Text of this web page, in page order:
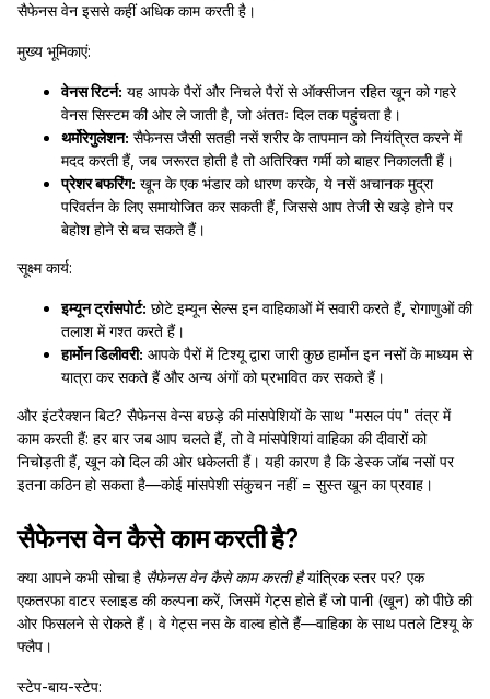
सैफेनस वेन इससे कहीं अधिक काम करती है।
मुख्य भूमिकाएं:
वेनस रिटर्न: यह आपके पैरों और निचले पैरों से ऑक्सीजन रहित खून को गहरे
वेनस सिस्टम की ओर ले जाती है, जो अंततः दिल तक पहुंचता है।
थर्मोरेगुलेशन: सैफेनस जैसी सतही नसें शरीर के तापमान को नियंत्रित करने में
मदद करती हैं, जब जरूरत होती है तो अतिरिक्त गर्मी को बाहर निकालती हैं।
प्रेशर बफरिंग: खून के एक भंडार को धारण करके, ये नसें अचानक मुद्रा
परिवर्तन के लिए समायोजित कर सकती हैं, जिससे आप तेजी से खड़े होने पर
बेहोश होने से बच सकते हैं।
सूक्ष्म कार्य:
इम्यून ट्रांसपोर्ट: छोटे इम्यून सेल्स इन वाहिकाओं में सवारी करते हैं, रोगाणुओं की
तलाश में गश्त करते हैं।
हार्मोन डिलीवरी: आपके पैरों में टिश्यू द्वारा जारी कुछ हार्मोन इन नसों के माध्यम से
यात्रा कर सकते हैं और अन्य अंगों को प्रभावित कर सकते हैं।
और इंटरैक्शन बिट? सैफेनस वेन्स बछड़े की मांसपेशियों के साथ "मसल पंप" तंत्र में
काम करती हैं: हर बार जब आप चलते हैं, तो वे मांसपेशियां वाहिका की दीवारों को
निचोड़ती हैं, खून को दिल की ओर धकेलती हैं। यही कारण है कि डेस्क जॉब नसों पर
इतना कठिन हो सकता है—कोई मांसपेशी संकुचन नहीं = सुस्त खून का प्रवाह।
सैफेनस वेन कैसे काम करती है?
क्या आपने कभी सोचा है सैफेनस वेन कैसे काम करती हैयांत्रिक स्तर पर? एक
एकतरफा वाटर स्लाइड की कल्पना करें, जिसमें गेट्स होते हैं जो पानी (खून) को पीछे की
ओर फिसलने से रोकते हैं। वे गेट्स नस के वाल्व होते हैं—वाहिका के साथ पतले टिश्यू के
फ्लैप।
स्टेप-बाय-स्टेप: